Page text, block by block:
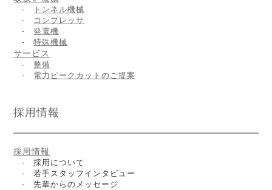
-
トンネル機械
-
コンプレッサ
-発電機
-特殊機械
サービス
-整備
- 電力ピークカットのご提案
採用情報
採用情報
- 採用について
- 若手スタッフインタビュー
- 先輩からのメッセージ